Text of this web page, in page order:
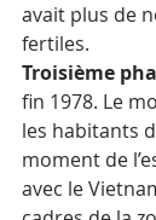
avait plus de
fertiles.
Troisième
fin 1978. Le
les habitants
moment de
avec le